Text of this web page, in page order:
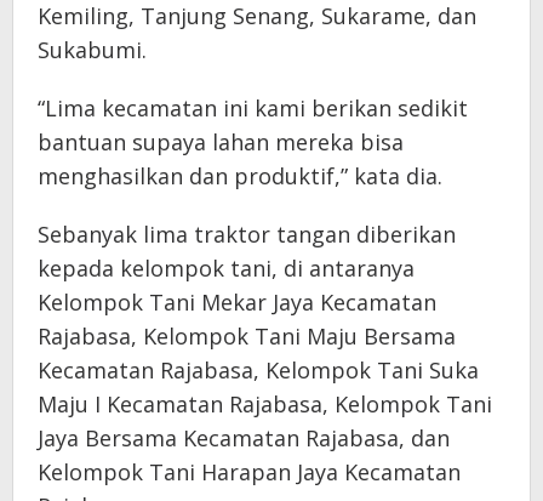
Kemiling, Tanjung Senang, Sukarame, dan
Sukabumi.
“Lima kecamatan ini kami berikan sedikit
bantuan supaya lahan mereka bisa
menghasilkan dan produktif,” kata dia.
Sebanyak lima traktor tangan diberikan
kepada kelompok tani, di antaranya
Kelompok Tani Mekar Jaya Kecamatan
Rajabasa, Kelompok Tani Maju Bersama
Kecamatan Rajabasa, Kelompok Tani Suka
Maju I Kecamatan Rajabasa, Kelompok Tani
Jaya Bersama Kecamatan Rajabasa, dan
Kelompok Tani Harapan Jaya Kecamatan